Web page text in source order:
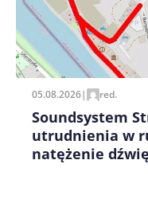
Zapamiętaj
pisania
05.08.2026| red.
Soundsystem
utrudnienia w
natężenie